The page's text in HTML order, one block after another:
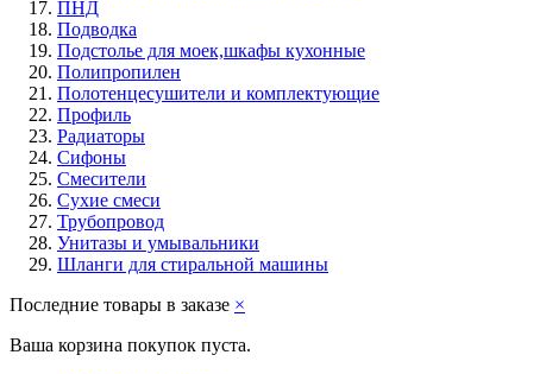
ПНД
Подводка
Подстолье для моек,шкафы кухонные
Полипропилен
Полотенцесушители и комплектующие
Профиль
Радиаторы
Сифоны
Смесители
Сухие смеси
Трубопровод
Унитазы и умывальники
Шланги для стиральной машины
Последние товары в заказе ×
Ваша корзина покупок пуста.